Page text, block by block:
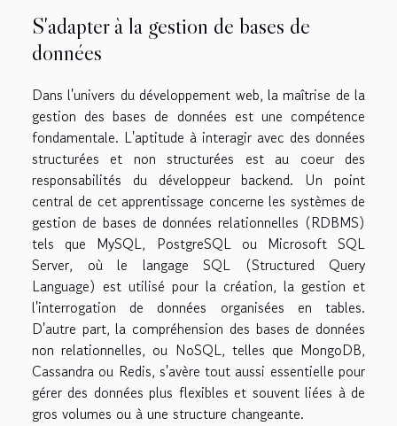
S'adapter à la gestion de bases de
données
Dans l'univers du développement web, la maîtrise de la
gestion des bases de données est une compétence
fondamentale. L'aptitude à interagir avec des données
structurées et non structurées est au coeur des
responsabilités du développeur backend. Un point
central de cet apprentissage concerne les systèmes de
gestion de bases de données relationnelles (RDBMS)
tels que MySQL, PostgreSQL ou Microsoft SQL
Server, où le langage SQL (Structured Query
Language) est utilisé pour la création, la gestion et
l'interrogation de données organisées en tables.
D'autre part, la compréhension des bases de données
non relationnelles, ou NoSQL, telles que MongoDB,
Cassandra ou Redis, s'avère tout aussi essentielle pour
gérer des données plus flexibles et souvent liées à de
gros volumes ou à une structure changeante.